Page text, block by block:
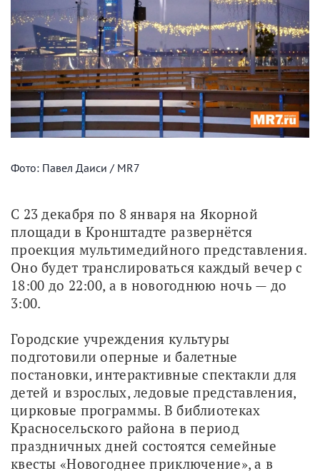
Фото: Павел Даиси / MR7
С 23 декабря по 8 января на Якорной
площади в Кронштадте развернётся
проекция мультимедийного представления.
Оно будет транслироваться каждый вечер с
18:00 до 22:00, а в новогоднюю ночь — до
3:00.
Городские учреждения культуры
подготовили оперные и балетные
постановки, интерактивные спектакли для
детей и взрослых, ледовые представления,
цирковые программы. В библиотеках
Красносельского района в период
праздничных дней состоятся семейные
квесты «Новогоднее приключение», а в